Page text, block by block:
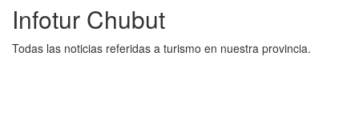
Infotur Chubut
Todas las noticias referidas a turismo en nuestra provincia.